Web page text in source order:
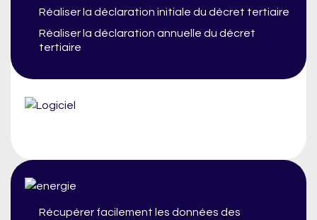
Réaliser la déclaration initiale du décret tertiaire
Réaliser la déclaration annuelle du décret
tertiaire
Récupérer facilement les données des